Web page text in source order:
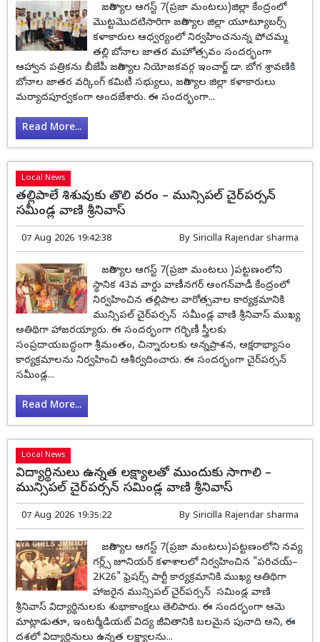
జగిత్యాల ఆగస్ట్ 7(ప్రజా మంటలు)జిల్లా కేంద్రంలో
మొట్టమొదటిసారిగా జగిత్యాల జిల్లా యూట్యూబర్స్
కళాకారుల ఆధ్వర్యంలో నిర్వహించనున్న పోచమ్మ
తల్లి బోనాల జాతర మహోత్సవం సందర్భంగా
ఆహ్వాన పత్రికను బీజేపీ జగిత్యాల నియోజకవర్గ ఇంచార్జ్ డా. బోగ శ్రావణికి
బోనాల జాతర వర్కింగ్ కమిటీ సభ్యులు, జగిత్యాల జిల్లా కళాకారులు
మర్యాదపూర్వకంగా అందజేశారు. ఈ సందర్భంగా...
Read More...
Local News
తల్లిపాలే శిశువుకు తొలి వరం – మున్సిపల్ చైర్‌పర్సన్
సమీండ్ల వాణి శ్రీనివాస్
07 Aug 2026 19:42:38 By Siricilla Rajendar sharma
జగిత్యాల ఆగస్ట్ 7(ప్రజా మంటలు )పట్టణంలోని
స్థానిక 43వ వార్డు వాణీనగర్ అంగన్‌వాడీ కేంద్రంలో
నిర్వహించిన తల్లిపాల వారోత్సవాల కార్యక్రమానికి
మున్సిపల్ చైర్‌పర్సన్ సమీండ్ల వాణి శ్రీనివాస్ ముఖ్య
అతిథిగా హాజరయ్యారు. ఈ సందర్భంగా గర్భిణీ స్త్రీలకు
సంప్రదాయబద్ధంగా శ్రీమంతం, చిన్నారులకు అన్నప్రాశన, అక్షరాభ్యాసం
కార్యక్రమాలను నిర్వహించి ఆశీర్వదించారు. ఈ సందర్భంగా చైర్‌పర్సన్
సమీండ్ల...
Read More...
Local News
విద్యార్థినులు ఉన్నత లక్ష్యాలతో ముందుకు సాగాలి –
మున్సిపల్ చైర్‌పర్సన్ సమిండ్ల వాణి శ్రీనివాస్
07 Aug 2026 19:35:22 By Siricilla Rajendar sharma
జగిత్యాల ఆగస్ట్ 7(ప్రజా మంటలు)పట్టణంలోని నవ్య
గర్ల్స్ జూనియర్ కళాశాలలో నిర్వహించిన "పరిచయ్–
2K26" ఫ్రెషర్స్ పార్టీ కార్యక్రమానికి ముఖ్య అతిథిగా
హాజరైన మున్సిపల్ చైర్‌పర్సన్ సమిండ్ల వాణి
శ్రీనివాస్ విద్యార్థినులకు శుభాకాంక్షలు తెలిపారు. ఈ సందర్భంగా ఆమె
మాట్లాడుతూ, ఇంటర్మీడియట్ విద్య జీవితానికి బలమైన పునాది అని, ఈ
దశలో విద్యార్థినులు ఉన్నత లక్ష్యాలను...